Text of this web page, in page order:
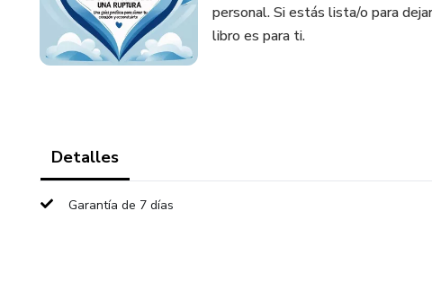
personal. Si estás lista/o para
libro es para ti.
Detalles
Garantía de 7 días